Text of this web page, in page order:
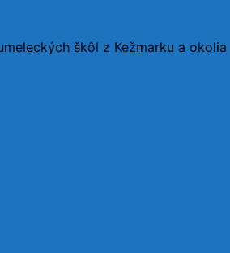
škôl z Kežmarku a okolia